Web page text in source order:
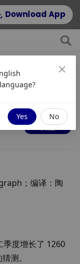
Download App
年以来
关注
；编译：陶
季度增长了 1260
测。
Yes No